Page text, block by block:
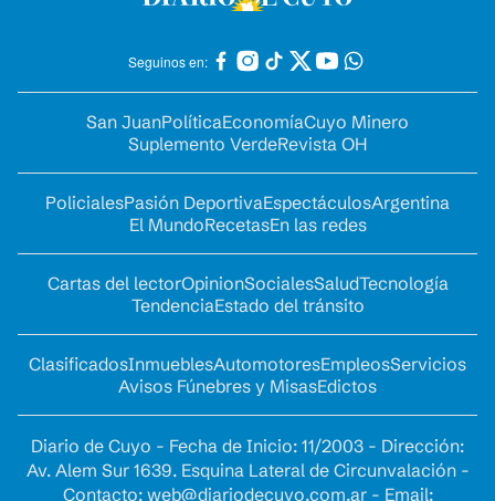
Seguinos en:
San JuanPolíticaEconomíaCuyo Minero
Suplemento VerdeRevista OH
PolicialesPasión DeportivaEspectáculosArgentina
El MundoRecetasEn las redes
Cartas del lectorOpinionSocialesSaludTecnología
TendenciaEstado del tránsito
ClasificadosInmueblesAutomotoresEmpleosServicios
Avisos Fúnebres y MisasEdictos
Diario de Cuyo - Fecha de Inicio: 11/2003 - Dirección:
Av. Alem Sur 1639. Esquina Lateral de Circunvalación -
Contacto: web@diariodecuyo.com.ar- Email: